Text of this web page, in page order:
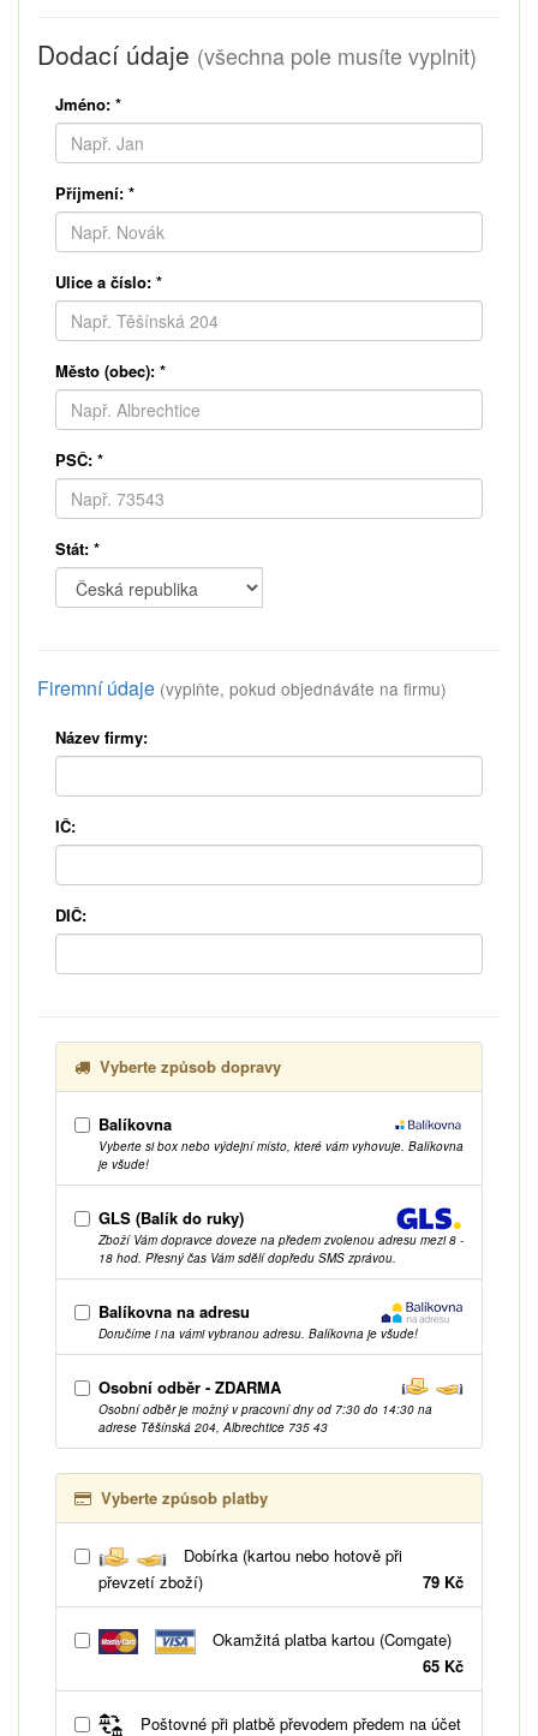
Dodací údaje (všechna pole musíte vyplnit)
Jméno: *
Příjmení: *
Ulice a číslo: *
Město (obec): *
PSČ: *
Stát: *
Firemní údaje (vyplňte, pokud objednáváte na firmu)
Název firmy:
IČ:
DIČ:
Vyberte způsob dopravy
Balíkovna
Vyberte si box nebo výdejní místo, které vám vyhovuje. Balíkovna
je všude!
GLS (Balík do ruky)
Zboží Vám dopravce doveze na předem zvolenou adresu mezi 8 -
18 hod. Přesný čas Vám sdělí dopředu SMS zprávou.
Balíkovna na adresu
Doručíme i na vámi vybranou adresu. Balíkovna je všude!
Osobní odběr - ZDARMA
Osobní odběr je možný v pracovní dny od 7:30 do 14:30 na
adrese Těšínská 204, Albrechtice 735 43
Vyberte způsob platby
Dobírka (kartou nebo hotově při
převzetí zboží)
79 Kč
Okamžitá platba kartou (Comgate)
65 Kč
Poštovné při platbě převodem předem na účet